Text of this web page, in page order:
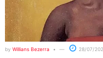
by Willians Bezerra 28/07/